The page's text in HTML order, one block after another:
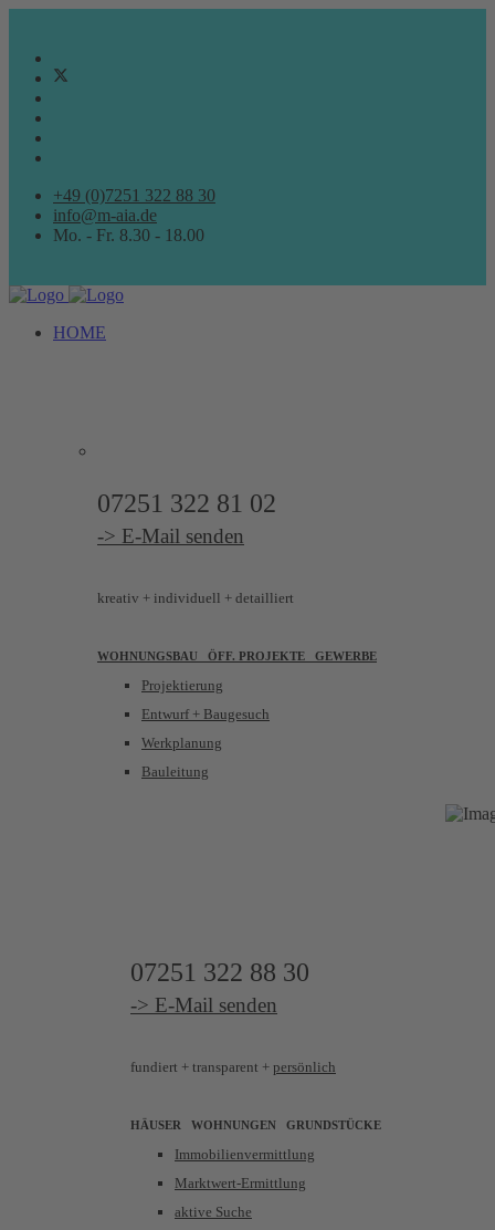
+49 (0)7251 322 88 30
info@m-aia.de
Mo. - Fr. 8.30 - 18.00
HOME
07251 322 81 02
-> E-Mail senden
kreativ + individuell + detailliert
WOHNUNGSBAU ÖFF. PROJEKTE GEWERBE
Projektierung
Entwurf + Baugesuch
Werkplanung
Bauleitung
07251 322 88 30
-> E-Mail senden
fundiert + transparent + persönlich
HÄUSER WOHNUNGEN GRUNDSTÜCKE
Immobilienvermittlung
Marktwert-Ermittlung
aktive Suche